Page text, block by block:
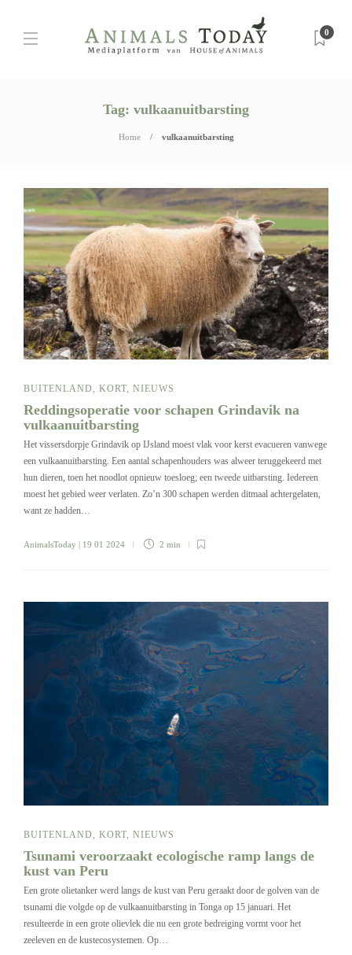
0
Tag: vulkaanuitbarsting
Home vulkaanuitbarsting
BUITENLAND, KORT, NIEUWS
Reddingsoperatie voor schapen Grindavik na
vulkaanuitbarsting
Het vissersdorpje Grindavik op IJsland moest vlak voor kerst evacueren vanwege
een vulkaanuitbarsting. Een aantal schapenhouders was alweer teruggekeerd met
hun dieren, toen het noodlot opnieuw toesloeg; een tweede uitbarsting. Iedereen
moest het gebied weer verlaten. Zo’n 300 schapen werden ditmaal achtergelaten,
want ze hadden…
AnimalsToday | 19 01 2024 2 min
BUITENLAND KORT NIEUWS
Tsunami veroorzaakt ecologische ramp langs de
kust van Peru
Een grote olietanker werd langs de kust van Peru geraakt door de golven van de
tsunami die volgde op de vulkaanuitbarsting in Tonga op 15 januari. Het
resulteerde in een grote olievlek die nu een grote bedreiging vormt voor het
zeeleven en de kustecosystemen. Op…